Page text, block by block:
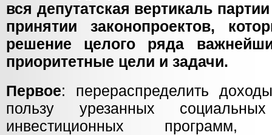
вся депутатская вертикаль
принятии законопроектов,
решение целого ряда
приоритетные цели и задачи.
Первое: перераспределить
пользу урезанных
инвестиционных